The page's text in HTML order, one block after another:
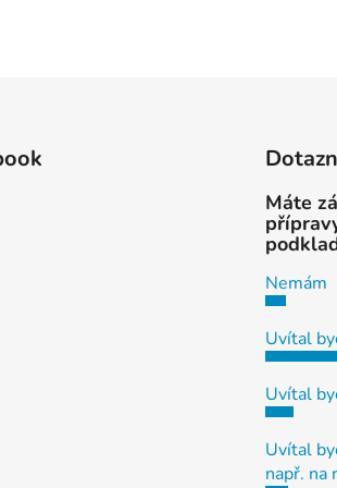
Máte
Nemám
Uvítal
Uvítal
Uvítal
např. na